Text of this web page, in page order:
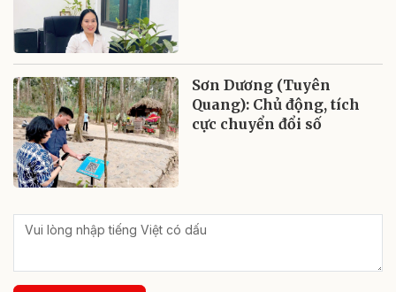
Sơn Dương (Tuyên
Quang): Chủ động, tích
cực chuyển đổi số